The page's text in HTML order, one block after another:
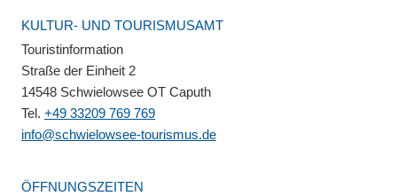
KULTUR- UND TOURISMUSAMT
Touristinformation
Straße der Einheit 2
14548 Schwielowsee OT Caputh
Tel. +49 33209 769 769
info@schwielowsee-tourismus.de
ÖFFNUNGSZEITEN